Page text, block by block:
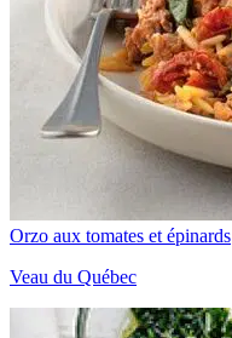
Orzo aux tomates et épinards
Veau du Québec